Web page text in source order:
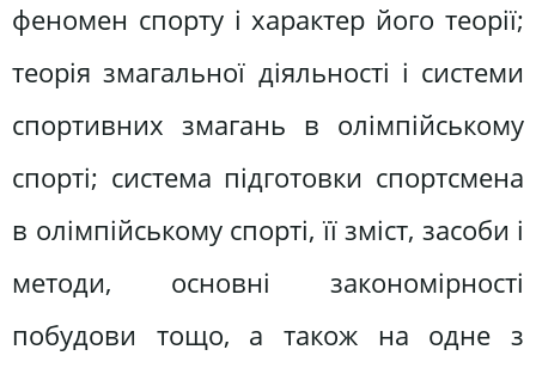
феномен спорту і характер його теорії;
теорія змагальної діяльності і системи
спортивних змагань в олімпійському
спорті; система підготовки спортсмена
в олімпійському спорті, її зміст, засоби і
методи, основні закономірності
побудови тощо, а також на одне з